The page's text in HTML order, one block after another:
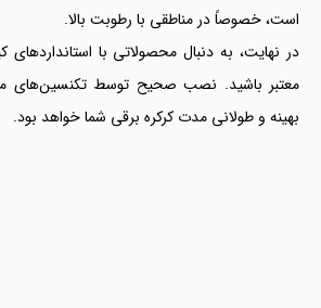
است، خصوصاً در مناطقی با رطوبت بالا.
در نهایت، به دنبال محصولاتی با استانداردهای
معتبر باشید. نصب صحیح توسط تکنسین‌های
بهینه و طولانی مدت کرکره برقی شما خواهد بود.